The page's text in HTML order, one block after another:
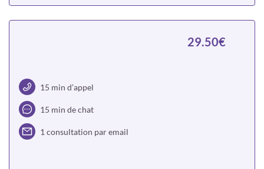
15 min d’appel
15 min de chat
1 consultation par email
29.50€